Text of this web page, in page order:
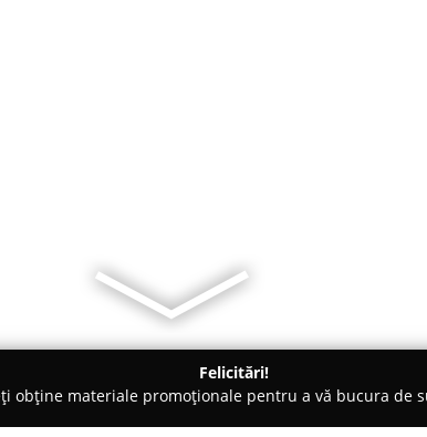
Felicitări!
obține materiale promoționale pentru a vă bucura de